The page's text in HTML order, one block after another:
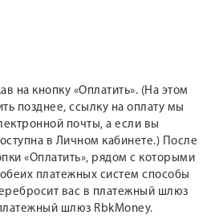
на кнопку «Оплатить». (На этом
позднее, ссылку на оплату мы
почты, а если вы
в Личном кабинете.) После
«Оплатить», рядом с которыми
платежных систем способы
вас в платежный шлюз
шлюз RbkMoney.